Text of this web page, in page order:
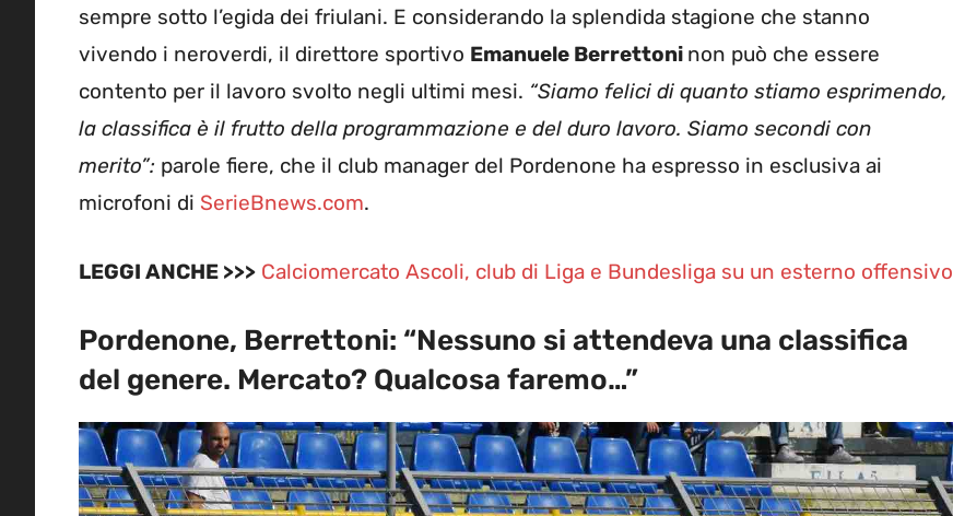
sempre sotto l’egida dei friulani. E considerando la splendida stagione che stanno
vivendo i neroverdi, il direttore sportivo Emanuele Berrettoni non può che essere
contento per il lavoro svolto negli ultimi mesi. “Siamo felici di quanto stiamo esprimendo,
la classifica è il frutto della programmazione e del duro lavoro. Siamo secondi con
merito”: parole fiere, che il club manager del Pordenone ha espresso in esclusiva ai
microfoni di SerieBnews.com.
LEGGI ANCHE >>> Calciomercato Ascoli, club di Liga e Bundesliga su un esterno offensivo
Pordenone, Berrettoni: “Nessuno si attendeva una classifica
del genere. Mercato? Qualcosa faremo…”